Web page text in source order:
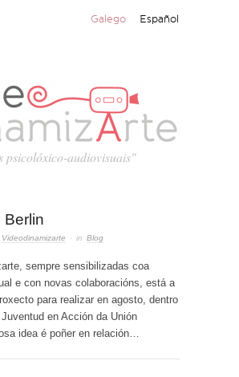
Galego Español
psicolóxico-audiovisuais"
Berlin
Videodinamizarte · in Blog
sempre sensibilizadas coa
e con novas colaboracións, está a
para realizar en agosto, dentro
en Acción da Unión
idea é poñer en relación…